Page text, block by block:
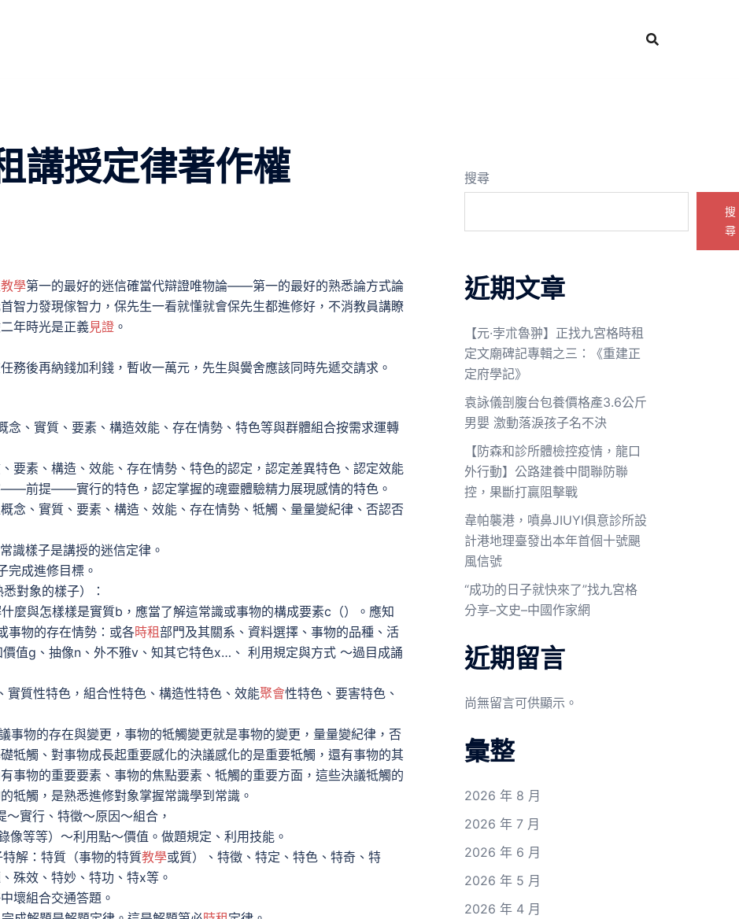
講授定律著作權
學第一的最好的迷信確當代辯證唯物論——第一的最好的熟悉論方式論
智力發現傢智力，保先生一看就懂就會保先生都進修好，不消教員講瞭
年時光是正義見證 。
務後再納錢加利錢，暫收一萬元，先生與黌舍應該同時先遞交請求。
念、實質、要素、構造效能、存在情勢、特色等與群體組合按需求運轉
要素、構造、效能、存在情勢、特色的認定，認定差異特色、認定效能
提——實行的特色，認定掌握的魂靈體驗精力展現感情的特色。
念、實質、要素、構造、效能、存在情勢、牴觸、量量變紀律、否認否
識樣子是講授的迷信定律。
完成進修目標。
對象的樣子）：
麼與怎樣樣是實質b，應當了解這常識或事物的構成要素c（）。應知
事物的存在情勢：或各時租部門及其關系、資料選擇、事物的品種、活
值g、抽像n、外不雅v、知其它特色x…、 利用規定與方式 ～過目成誦
質性特色，組合性特色、構造性特色、效能聚會性特色、要害特色、
物的存在與變更，事物的牴觸變更就是事物的變更，量量變紀律，否
牴觸、對事物成長起重要感化的決議感化的是重要牴觸，還有事物的其
事物的重要要素、事物的焦點要素、牴觸的重要方面，這些決議牴觸的
牴觸，是熟悉進修對象掌握常識學到常識。
實行、特徵～原因～組合，
等等）～利用點～價值。做題規定、利用技能。
解：特質（事物的特質教學或質）、特徵、特定、特色、特奇、特
殊效、特妙、特功、特x等。
壞組合交通答題。
搜尋
搜
尋
近期文章
【元·孛朮魯翀】正找九宮格時租
定文廟碑記專輯之三：《重建正
定府學記》
袁詠儀剖腹台包養價格產3.6公斤
男嬰 激動落淚孩子名不決
【防森和診所體檢控疫情，龍口
外行動】公路建養中間聯防聯
控，果斷打贏阻擊戰
韋帕襲港，噴鼻JIUYI俱意診所設
計港地理臺發出本年首個十號颶
風信號
“成功的日子就快來了”找九宮格
分享–文史–中國作家網
近期留言
尚無留言可供顯示。
彙整
2026 年 8 月
2026 年 7 月
2026 年 6 月
2026 年 5 月
2026 年 4 月